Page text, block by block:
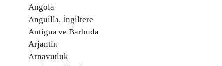
Angola
Anguilla, İngiltere
Antigua ve Barbuda
Arjantin
Arnavutluk